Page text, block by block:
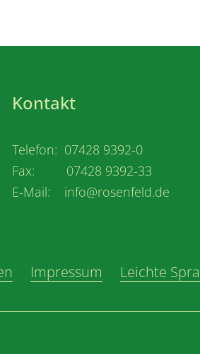
Kontakt
Telefon: 07428 9392-0
Fax: 07428 9392-33
E-Mail: info@rosenfeld.de
Impressum Leichte